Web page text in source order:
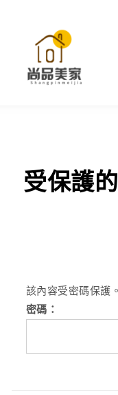
受保護
該內容受密碼保護
密碼：